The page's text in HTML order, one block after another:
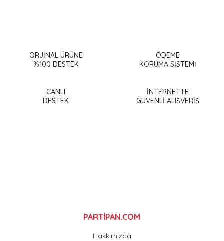
Ürün açıklamasında eksik bilgiler bulunuyor.
Ürün bilgilerinde hatalar bulunuyor.
ORJİNAL ÜRÜNE
%100 DESTEK
ÖDEME
KORUMA SİSTEMİ
CANLI
DESTEK
İNTERNETTE
GÜVENLİ ALIŞVERİŞ
PARTİPAN.COM
Hakkımızda